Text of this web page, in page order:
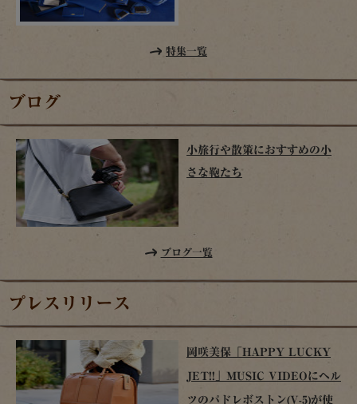
特集一覧
ブログ
小旅行や散策におすすめの小
さな鞄たち
ブログ一覧
プレスリリース
岡咲美保「HAPPY LUCKY
JET!!」MUSIC VIDEOにヘル
ツのパドレボストン(V-5)が使